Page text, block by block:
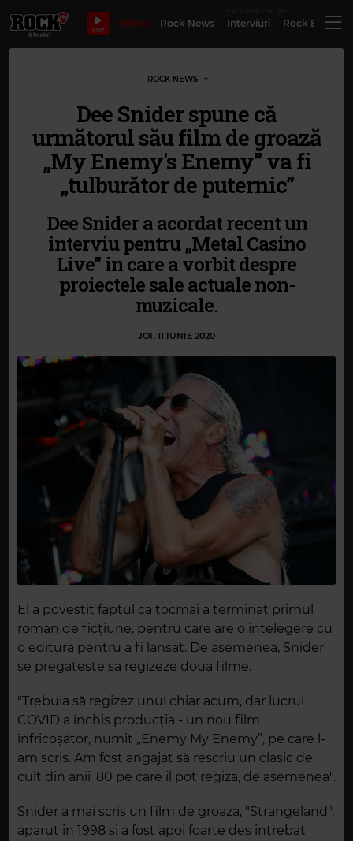
LIVE
Bilete Rock News Interviuri Rock
ROCK NEWS
Dee Snider spune că
următorul său film de groază
„My Enemy's Enemy” va fi
„tulburător de puternic”
Dee Snider a acordat recent un
interviu pentru „Metal Casino
Live” in care a vorbit despre
proiectele sale actuale non-
muzicale.
JOI, 11 IUNIE 2020
El a povestit faptul ca tocmai a terminat primul
roman de ficțiune, pentru care are o intelegere cu
o editura pentru a fi lansat. De asemenea, Snider
se pregateste sa regizeze doua filme.
"Trebuia să regizez unul chiar acum, dar lucrul
COVID a închis producția - un nou film
înfricoșător, numit „Enemy My Enemy”, pe care l-
am scris. Am fost angajat să rescriu un clasic de
cult din anii '80 pe care il pot regiza, de asemenea".
Snider a mai scris un film de groaza, "Strangeland",
aparut in 1998 si a fost apoi foarte des intrebat